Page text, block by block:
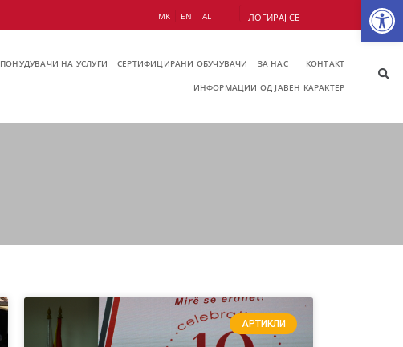
МК EN AL ЛОГИРАЈ СЕ
ПОНУДУВАЧИ НА УСЛУГИ СЕРТИФИЦИРАНИ ОБУЧУВАЧИ ЗА НАС КОНТАКТ
ИНФОРМАЦИИ ОД ЈАВЕН КАРАКТЕР
АРТИКЛИ